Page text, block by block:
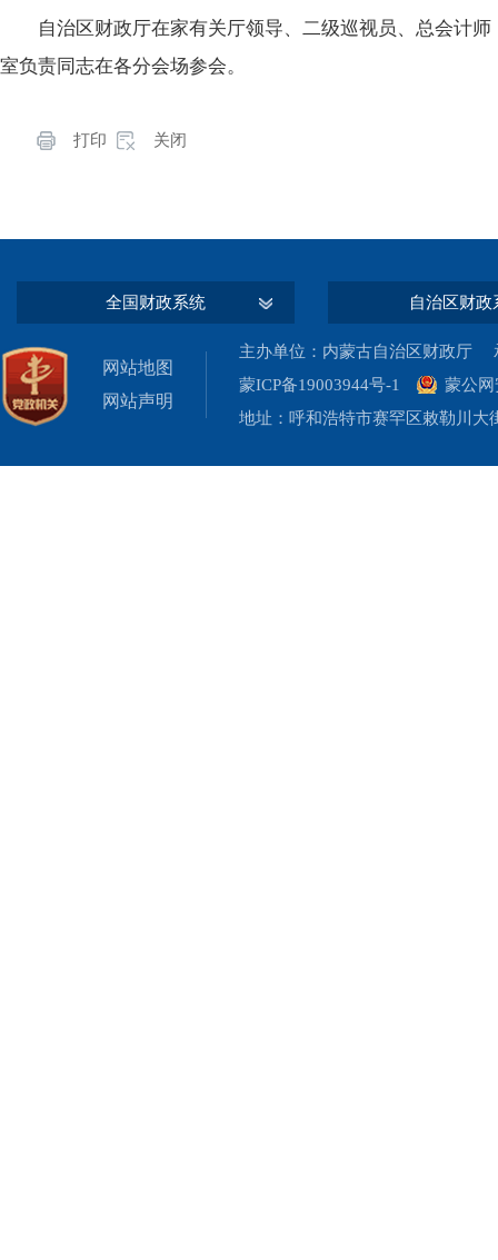
自治区财政厅在家有关厅领导、二级巡视员、总会计
室负责同志在各分会场参会。
打印 关闭
全国财政系统 自治区财政
网站地图
网站声明
主办单位：内蒙古自治区财政厅
蒙ICP备19003944号-1
蒙公网
地址：呼和浩特市赛罕区敕勒川